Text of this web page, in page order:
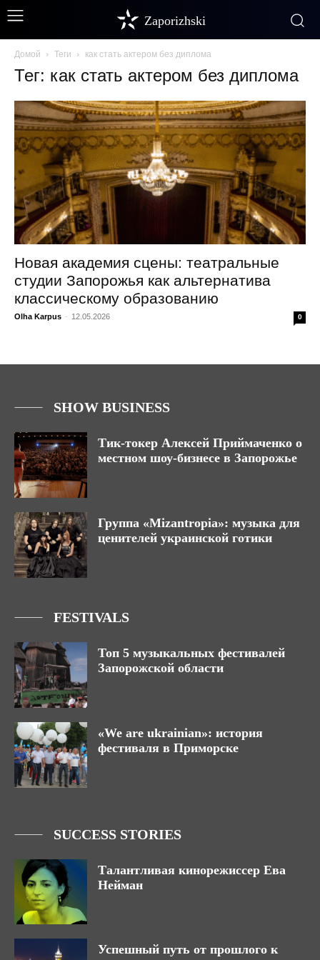
Zaporizhski
Домой Теги как стать актером без диплома
Тег: как стать актером без диплома
Новая академия сцены: театральные
студии Запорожья как альтернатива
классическому образованию
Olha Karpus - 12.05.2026 0
SHOW BUSINESS
Тик-токер Алексей Приймаченко о
местном шоу-бизнесе в Запорожье
Группа «Mizantropia»: музыка для
ценителей украинской готики
FESTIVALS
Топ 5 музыкальных фестивалей
Запорожской области
«We are ukrainian»: история
фестиваля в Приморске
SUCCESS STORIES
Талантливая кинорежиссер Ева
Нейман
Успешный путь от прошлого к